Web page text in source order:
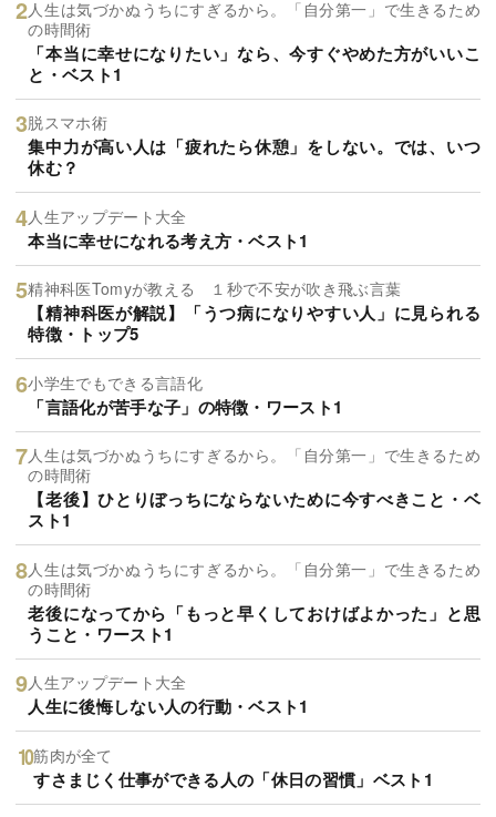
人生は気づかぬうちにすぎるから。「自分第一」で生きるため
の時間術
「本当に幸せになりたい」なら、今すぐやめた方がいいこ
と・ベスト1
脱スマホ術
集中力が高い人は「疲れたら休憩」をしない。では、いつ
休む？
人生アップデート大全
本当に幸せになれる考え方・ベスト1
精神科医Tomyが教える １秒で不安が吹き飛ぶ言葉
【精神科医が解説】「うつ病になりやすい人」に見られる
特徴・トップ5
小学生でもできる言語化
「言語化が苦手な子」の特徴・ワースト1
人生は気づかぬうちにすぎるから。「自分第一」で生きるため
の時間術
【老後】ひとりぼっちにならないために今すべきこと・ベ
スト1
人生は気づかぬうちにすぎるから。「自分第一」で生きるため
の時間術
老後になってから「もっと早くしておけばよかった」と思
うこと・ワースト1
人生アップデート大全
人生に後悔しない人の行動・ベスト1
筋肉が全て
すさまじく仕事ができる人の「休日の習慣」ベスト1